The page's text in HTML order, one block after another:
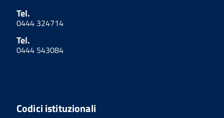
Tel.
0444 324714
Tel.
0444 543084
Codici istituzionali